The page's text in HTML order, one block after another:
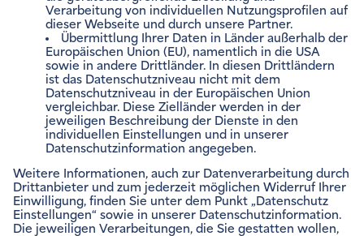
Zum Newsletter anmelden
VERTRÄGE VERWALTEN